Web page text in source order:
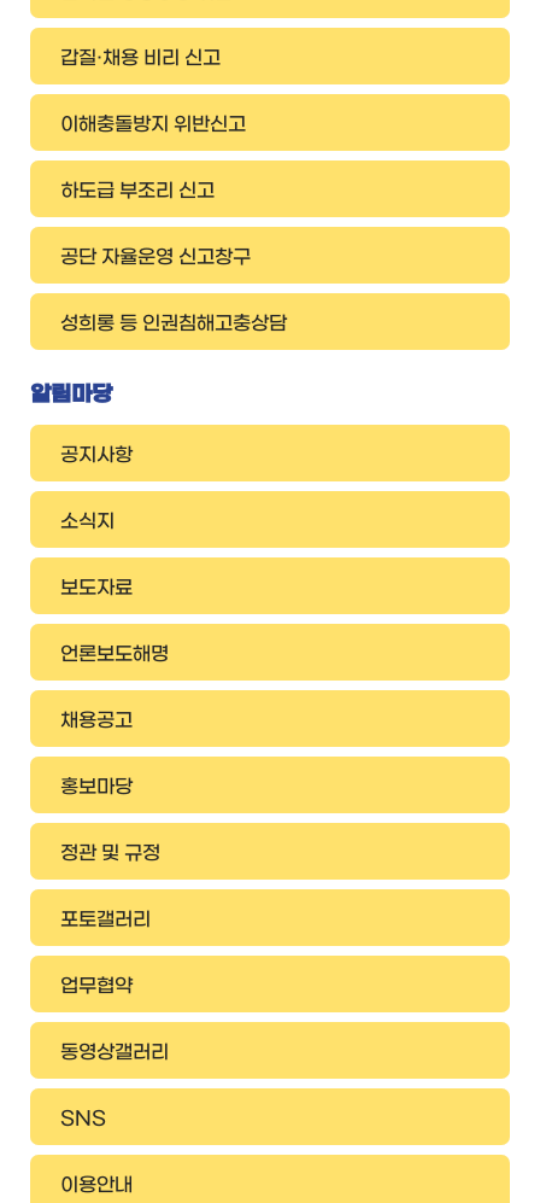
갑질·채용 비리 신고
이해충돌방지 위반신고
하도급 부조리 신고
공단 자율운영 신고창구
성희롱 등 인권침해고충상담
알림마당
공지사항
소식지
보도자료
언론보도해명
채용공고
홍보마당
정관 및 규정
포토갤러리
업무협약
동영상갤러리
SNS
이용안내